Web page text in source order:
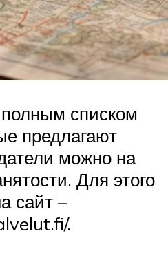
списком
предлагают
можно на
Для этого
сайт –
.